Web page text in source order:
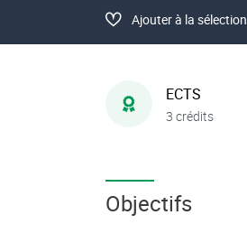
Ajouter à la sélection
ECTS
3 crédits
Objectifs